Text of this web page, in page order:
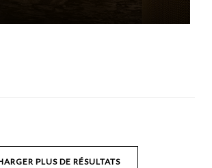
PLUS DE RÉSULTATS